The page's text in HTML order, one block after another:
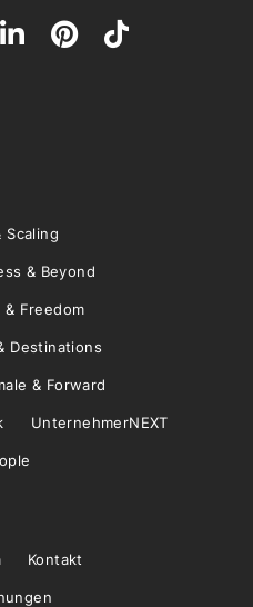
Scaling
& Beyond
& Freedom
Destinations
& Forward
UnternehmerNEXT
Kontakt